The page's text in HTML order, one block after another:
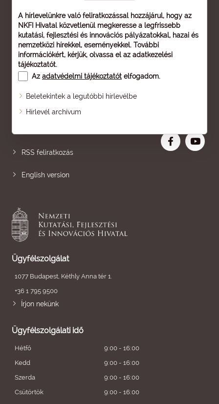
A hírlevelünkre való feliratkozással hozzájárul, hogy az
NKFI Hivatal közvetlenül megkeresse a legfrissebb
kutatási, fejlesztési és innovációs pályázatokkal, hazai és
nemzetközi hírekkel, eseményekkel. További
információkért, kérjük, olvassa el az adatkezelési
tájékoztatót.
Az adatvédelmi tájékoztatót elfogadom.
Beletekintek a legutóbbi hírlevélbe
Hírlevél archívum
Oldaltérkép
RSS feliratkozás
English version
Ügyfélszolgálat
1077 Budapest, Kéthly Anna tér 1.
+36 1 795 9500
Írjon nekünk
Ügyfélszolgálati idő
Hétfő
9:00 - 16:00
Kedd
9:00 - 16:00
Szerda
9:00 - 16:00
Csütörtök
9:00 - 16:00